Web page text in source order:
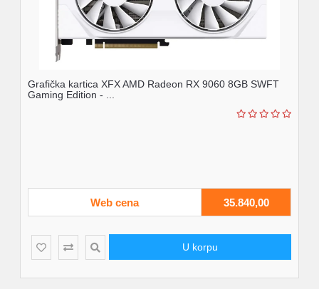
Grafička kartica XFX AMD Radeon RX 9060 8GB SWFT
Gaming Edition - ...
Web cena 35.840,00
U korpu